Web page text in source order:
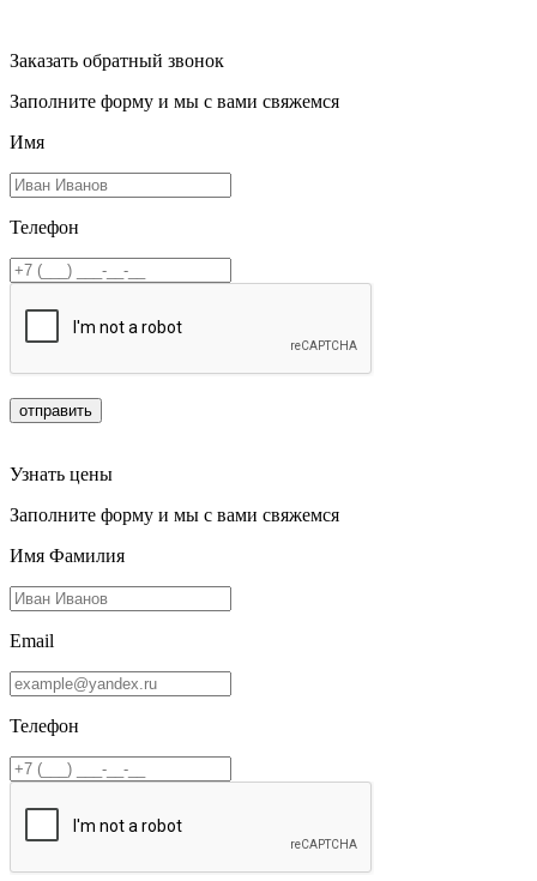
Заказать обратный звонок
Заполните форму и мы с вами свяжемся
Имя
Телефон
отправить
Узнать цены
Заполните форму и мы с вами свяжемся
Имя Фамилия
Email
Телефон